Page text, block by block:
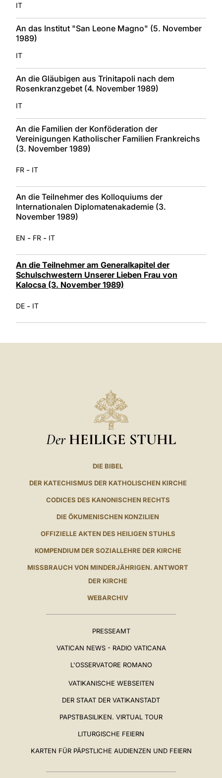
IT
An das Institut "San Leone Magno" (5. November
1989)
IT
An die Gläubigen aus Trinitapoli nach dem
Rosenkranzgebet (4. November 1989)
IT
An die Familien der Konföderation der
Vereinigungen Katholischer Familien Frankreichs
(3. November 1989)
FR - IT
An die Teilnehmer des Kolloquiums der
Internationalen Diplomatenakademie (3.
November 1989)
EN - FR - IT
An die Teilnehmer am Generalkapitel der
Schulschwestern Unserer Lieben Frau von
Kalocsa (3. November 1989)
DE - IT
Der HEILIGE STUHL
DIE BIBEL
DER KATECHISMUS DER KATHOLISCHEN KIRCHE
CODICES DES KANONISCHEN RECHTS
DIE ÖKUMENISCHEN KONZILIEN
OFFIZIELLE AKTEN DES HEILIGEN STUHLS
KOMPENDIUM DER SOZIALLEHRE DER KIRCHE
MISSBRAUCH VON MINDERJÄHRIGEN. ANTWORT
DER KIRCHE
WEBARCHIV
PRESSEAMT
VATICAN NEWS - RADIO VATICANA
L'OSSERVATORE ROMANO
VATIKANISCHE WEBSEITEN
DER STAAT DER VATIKANSTADT
PAPSTBASILIKEN. VIRTUAL TOUR
LITURGISCHE FEIERN
KARTEN FÜR PÄPSTLICHE AUDIENZEN UND FEIERN